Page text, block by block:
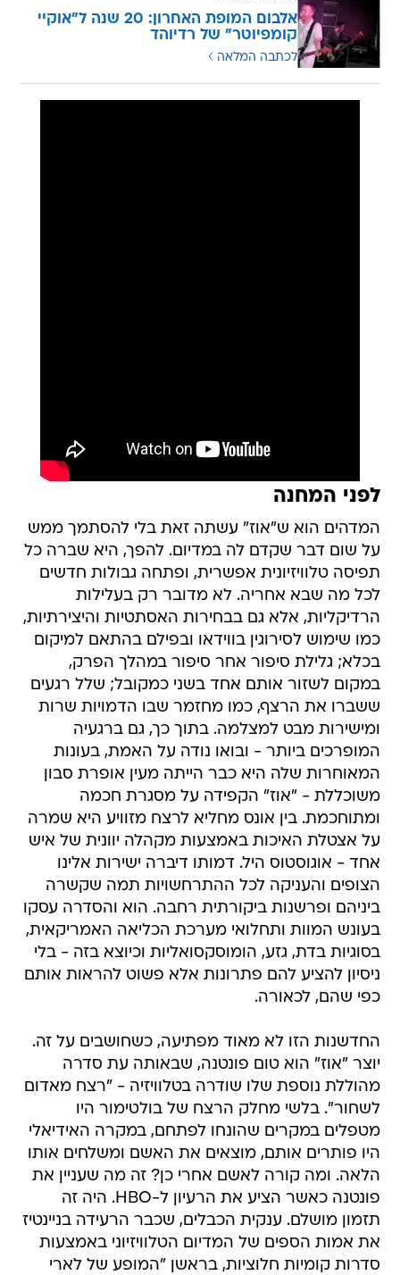
אלבום המופת האחרון: 20 שנה ל"אוקיי
קומפיוטר" של רדיוהד
לכתבה המלאה
לפני המחנה
המדהים הוא ש"אוז" עשתה זאת בלי להסתמך ממש
על שום דבר שקדם לה במדיום. להפך, היא שברה כל
תפיסה טלוויזיונית אפשרית, ופתחה גבולות חדשים
לכל מה שבא אחריה. לא מדובר רק בעלילות
הרדיקליות, אלא גם בבחירות האסתטיות והיצירתיות,
כמו שימוש לסירוגין בווידאו ובפילם בהתאם למיקום
בכלא; גלילת סיפור אחר סיפור במהלך הפרק,
במקום לשזור אותם אחד בשני כמקובל; שלל רגעים
ששברו את הרצף, כמו מחזמר שבו הדמויות שרות
ומישירות מבט למצלמה. בתוך כך, גם ברגעיה
המופרכים ביותר - ובואו נודה על האמת, בעונות
המאוחרות שלה היא כבר הייתה מעין אופרת סבון
משוכללת - "אוז" הקפידה על מסגרת חכמה
ומתוחכמת. בין אונס מחליא לרצח מזוויע היא שמרה
על אצטלת האיכות באמצעות מקהלה יוונית של איש
אחד - אוגוסטוס היל. דמותו דיברה ישירות אלינו
הצופים והעניקה לכל ההתרחשויות תמה שקשרה
ביניהם ופרשנות ביקורתית רחבה. הוא והסדרה עסקו
בעונש המוות ותחלואי מערכת הכליאה האמריקאית,
בסוגיות בדת, גזע, הומוסקסואליות וכיוצא בזה - בלי
ניסיון להציע להם פתרונות אלא פשוט להראות אותם
כפי שהם, לכאורה.
החדשנות הזו לא מאוד מפתיעה, כשחושבים על זה.
יוצר "אוז" הוא טום פונטנה, שבאותה עת סדרה
מהוללת נוספת שלו שודרה בטלוויזיה - "רצח מאדום
לשחור". בלשי מחלק הרצח של בולטימור היו
מטפלים במקרים שהונחו לפתחם, במקרה האידיאלי
היו פותרים אותם, מוצאים את האשם ומשלחים אותו
הלאה. ומה קורה לאשם אחרי כן? זה מה שעניין את
פונטנה כאשר הציע את הרעיון ל-HBO. היה זה
תזמון מושלם. ענקית הכבלים, שכבר הרעידה בניינטיז
את אמות הספים של המדיום הטלוויזיוני באמצעות
סדרות קומיות חלוציות, בראשן "המופע של לארי